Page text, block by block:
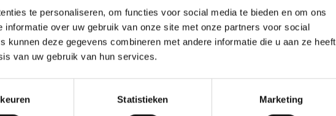
te personaliseren, om functies voor social media te bieden en om ons
over uw gebruik van onze site met onze partners voor social
kunnen deze gegevens combineren met andere informatie die u aan ze heeft
van uw gebruik van hun services.
Statistieken Marketing